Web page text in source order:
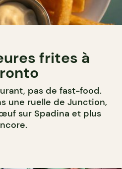
frites à
pas de fast-food.
une ruelle de Junction,
sur Spadina et plus